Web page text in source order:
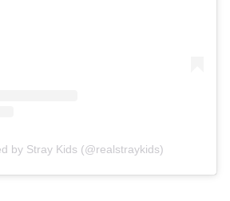
by Stray Kids (@realstraykids)